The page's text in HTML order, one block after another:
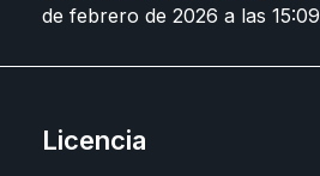
de febrero de 2026 a las 15:09
Licencia